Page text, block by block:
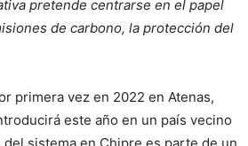
pretende centrarse en el papel
de carbono, la protección del
primera vez en 2022 en Atenas,
este año en un país vecino